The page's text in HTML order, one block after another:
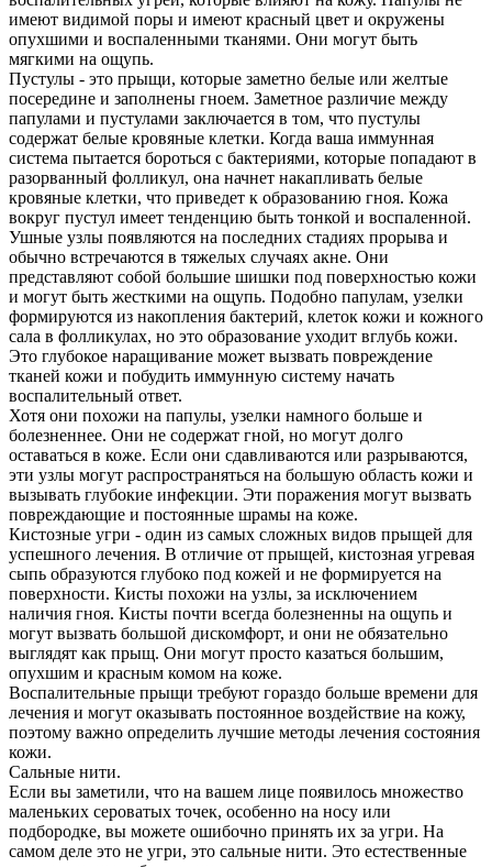
имеют видимой поры и имеют красный цвет и окружены
опухшими и воспаленными тканями. Они могут быть
мягкими на ощупь.
Пустулы - это прыщи, которые заметно белые или желтые
посередине и заполнены гноем. Заметное различие между
папулами и пустулами заключается в том, что пустулы
содержат белые кровяные клетки. Когда ваша иммунная
система пытается бороться с бактериями, которые попадают в
разорванный фолликул, она начнет накапливать белые
кровяные клетки, что приведет к образованию гноя. Кожа
вокруг пустул имеет тенденцию быть тонкой и воспаленной.
Ушные узлы появляются на последних стадиях прорыва и
обычно встречаются в тяжелых случаях акне. Они
представляют собой большие шишки под поверхностью кожи
и могут быть жесткими на ощупь. Подобно папулам, узелки
формируются из накопления бактерий, клеток кожи и кожного
сала в фолликулах, но это образование уходит вглубь кожи.
Это глубокое наращивание может вызвать повреждение
тканей кожи и побудить иммунную систему начать
воспалительный ответ.
Хотя они похожи на папулы, узелки намного больше и
болезненнее. Они не содержат гной, но могут долго
оставаться в коже. Если они сдавливаются или разрываются,
эти узлы могут распространяться на большую область кожи и
вызывать глубокие инфекции. Эти поражения могут вызвать
повреждающие и постоянные шрамы на коже.
Кистозные угри - один из самых сложных видов прыщей для
успешного лечения. В отличие от прыщей, кистозная угревая
сыпь образуются глубоко под кожей и не формируется на
поверхности. Кисты похожи на узлы, за исключением
наличия гноя. Кисты почти всегда болезненны на ощупь и
могут вызвать большой дискомфорт, и они не обязательно
выглядят как прыщ. Они могут просто казаться большим,
опухшим и красным комом на коже.
Воспалительные прыщи требуют гораздо больше времени для
лечения и могут оказывать постоянное воздействие на кожу,
поэтому важно определить лучшие методы лечения состояния
кожи.
Сальные нити.
Если вы заметили, что на вашем лице появилось множество
маленьких сероватых точек, особенно на носу или
подбородке, вы можете ошибочно принять их за угри. На
самом деле это не угри, это сальные нити. Это естественные